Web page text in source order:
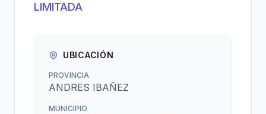
LIMITADA
UBICACIÓN
PROVINCIA
ANDRES IBAÑEZ
MUNICIPIO